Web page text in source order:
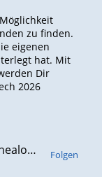
zu finden.
eigenen
hat. Mit
Dir
2026
Verein für Computergenealogie e.V. (CompGen) Folgen